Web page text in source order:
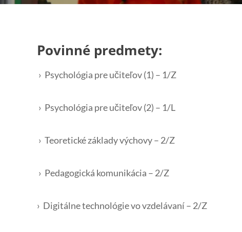
Povinné predmety:
› Psychológia pre učiteľov (1) – 1/Z
› Psychológia pre učiteľov (2) – 1/L
› Teoretické základy výchovy – 2/Z
› Pedagogická komunikácia – 2/Z
› Digitálne technológie vo vzdelávaní – 2/Z